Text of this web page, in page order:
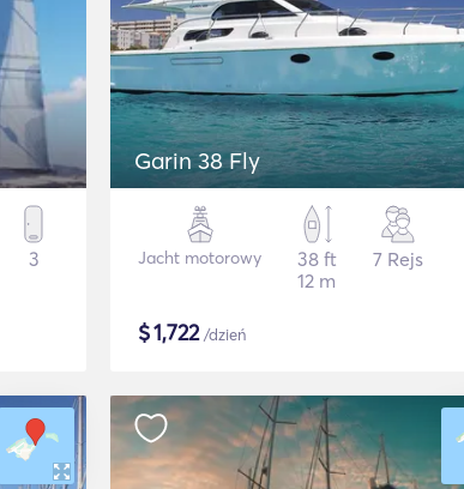
3
Garin 38 Fly
Jacht motorowy
38 ft
12 m
7 Rejs
$1,722/dzień